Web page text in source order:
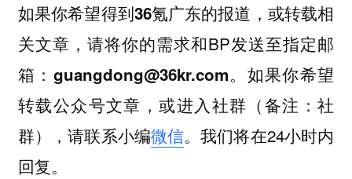
如果你希望得到36氪广东的报道，或转载相
关文章 ，请将你的需求和BP发送至指定邮
箱： guangdong@36kr.com。如果你希望
转载公众号文章，或进入社群（备注：社
群），请联系小编微信。我们将在24小时内
回复。